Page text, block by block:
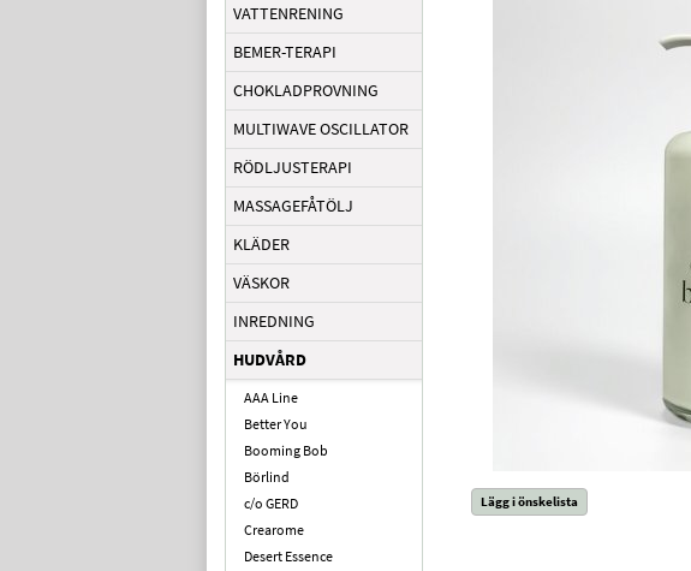
VATTENRENING
BEMER-TERAPI
CHOKLADPROVNING
MULTIWAVE OSCILLATOR
RÖDLJUSTERAPI
MASSAGEFÅTÖLJ
KLÄDER
VÄSKOR
INREDNING
HUDVÅRD
AAA Line
Better You
Booming Bob
Börlind
c/o GERD
Crearome
Desert Essence
Lägg i önskelista